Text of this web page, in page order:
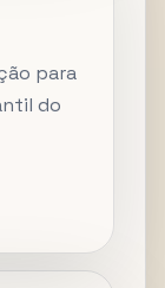
para
do